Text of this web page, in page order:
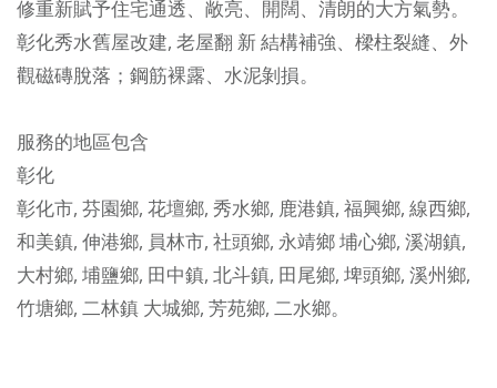
修重新賦予住宅通透、敞亮、開闊、清朗的大方氣勢。
彰化秀水舊屋改建, 老屋翻 新結構補強、樑柱裂縫、外
觀磁磚脫落；鋼筋裸露、水泥剝損。
服務的地區包含
彰化
彰化市, 芬園鄉, 花壇鄉, 秀水鄉, 鹿港鎮, 福興鄉, 線西鄉,
和美鎮, 伸港鄉, 員林市, 社頭鄉, 永靖鄉埔心鄉, 溪湖鎮,
大村鄉, 埔鹽鄉, 田中鎮, 北斗鎮, 田尾鄉, 埤頭鄉, 溪州鄉,
竹塘鄉, 二林鎮 大城鄉, 芳苑鄉, 二水鄉。